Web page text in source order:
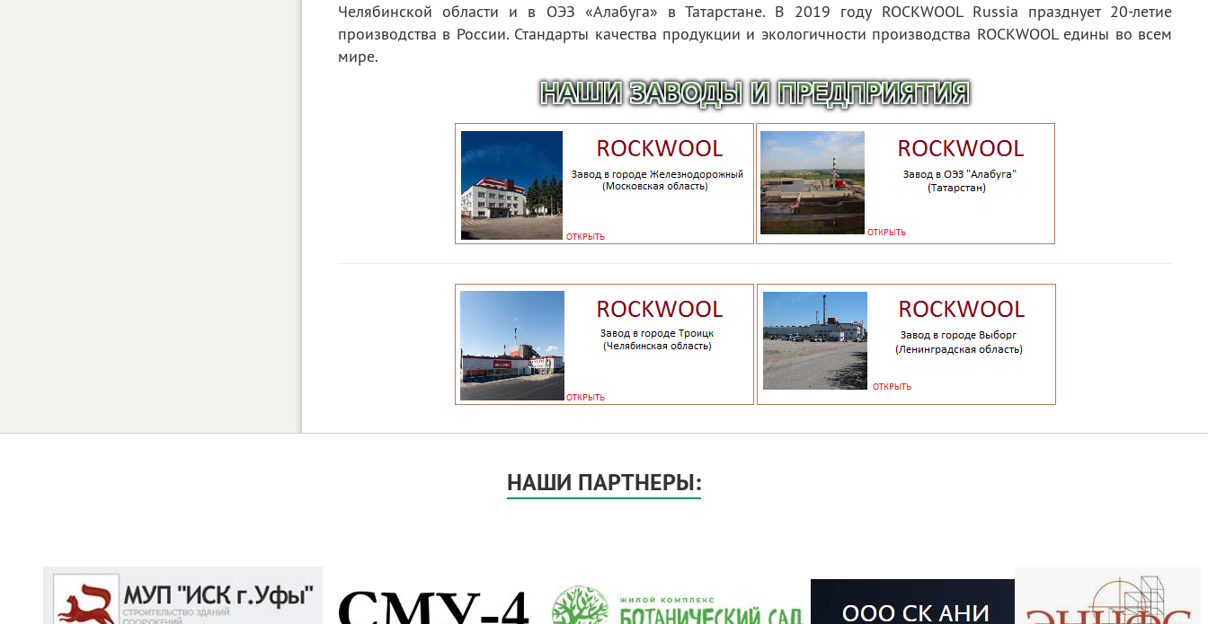
Челябинской области и в ОЭЗ «Алабуга» в Татарстане. В 2019 году ROCKWOOL Russia празднует 20-летие
производства в России. Стандарты качества продукции и экологичности производства ROCKWOOL едины во всем
мире.
НАШИ ПАРТНЕРЫ: